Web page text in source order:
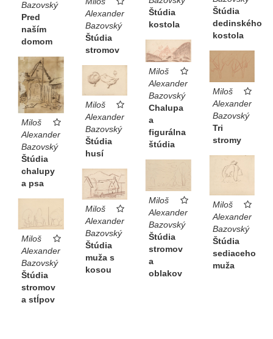
Bazovský
Pred
naším
domom
Alexander
Bazovský
Štúdia
stromov
Štúdia
kostola
Štúdia
dedinského
kostola
Miloš
Alexander
Bazovský
Chalupa
a
figurálna
štúdia
Miloš
Alexander
Bazovský
Tri
stromy
Miloš
Alexander
Bazovský
Štúdia
chalupy
a psa
Miloš
Alexander
Bazovský
Štúdia
husí
Miloš
Alexander
Bazovský
Štúdia
sediaceho
muža
Miloš
Alexander
Bazovský
Štúdia
stromov
a
oblakov
Miloš
Alexander
Bazovský
Štúdia
muža s
kosou
Miloš
Alexander
Bazovský
Štúdia
stromov
a stĺpov